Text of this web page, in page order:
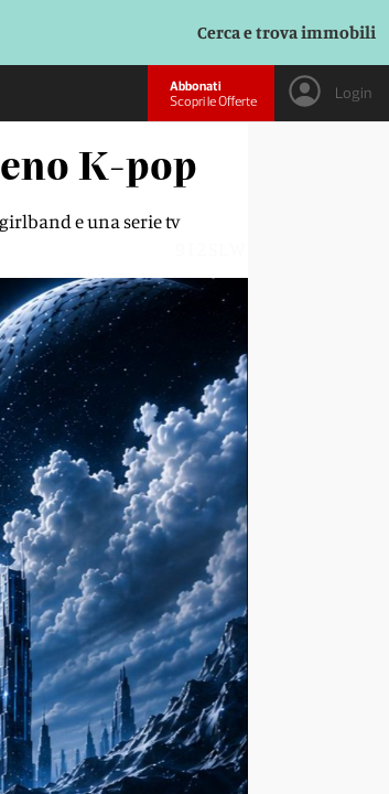
Cerca e trova immobili
Abbonati
Scopri le Offerte
Login
K-pop
e una serie tv